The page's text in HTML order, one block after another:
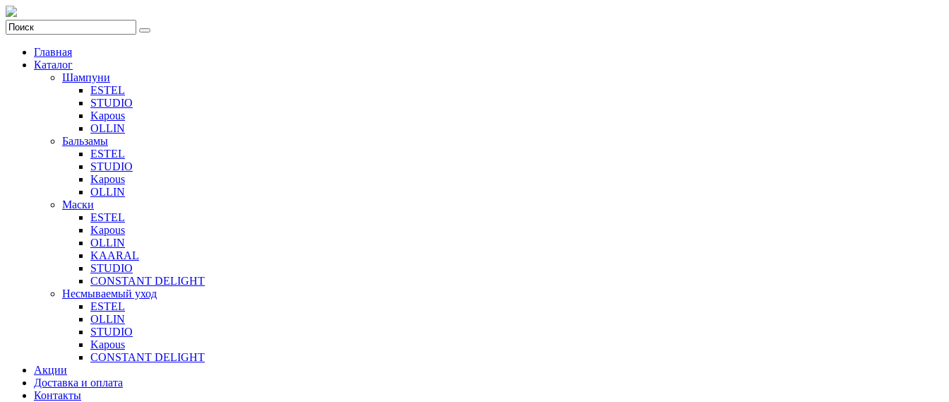
Главная
Каталог
Шампуни
ESTEL
STUDIO
Kapous
OLLIN
Бальзамы
ESTEL
STUDIO
Kapous
OLLIN
Маски
ESTEL
Kapous
OLLIN
KAARAL
STUDIO
CONSTANT DELIGHT
Несмываемый уход
ESTEL
OLLIN
STUDIO
Kapous
CONSTANT DELIGHT
Акции
Доставка и оплата
Контакты